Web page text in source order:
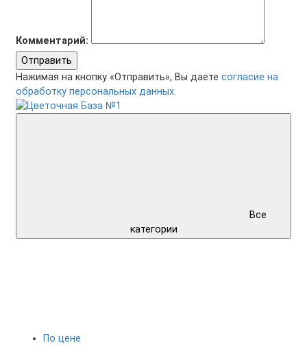
Комментарий:
Отправить
Нажимая на кнопку «Отправить», Вы даете согласие на
обработку персональных данных.
Все
категории
По цене